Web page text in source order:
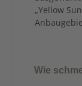
„Yellow
Wie